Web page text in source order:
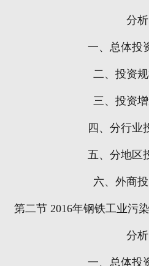
分析
一、总体投
二、投资
三、投资
四、分行业
五、分地区
六、外商
第二节 2016年钢铁工业污
分析
一、总体投